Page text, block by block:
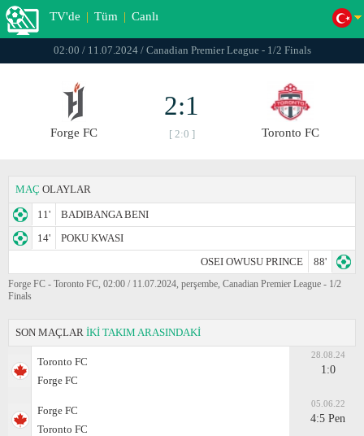
TV'de | Tüm | Canlı
02:00 / 11.07.2024 / Canadian Premier League - 1/2 Finals
Forge FC
2:1
[ 2:0 ] Toronto FC
MAÇ OLAYLAR
11'
BADIBANGA BENI
14'
POKU KWASI
OSEI OWUSU PRINCE
88'
Forge FC - Toronto FC, 02:00 / 11.07.2024, perşembe, Canadian Premier League - 1/2
Finals
SON MAÇLAR İKİ TAKIM ARASINDAKİ
Toronto FC
Forge FC
28.08.24
1:0
Forge FC
Toronto FC
05.06.22
4:5 Pen